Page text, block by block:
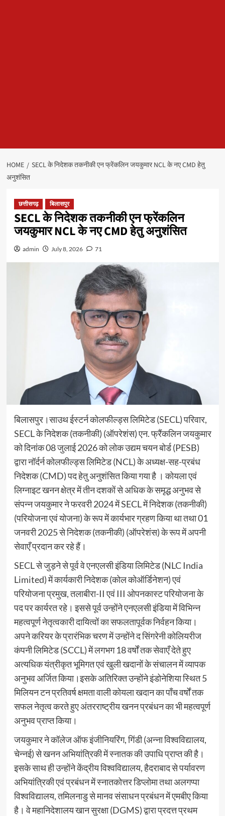
HOME
SECL के निदेशक तकनीकी एन फ्रेंकलिन जयकुमार NCL के नए CMD हेतु
अनुशंसित
छत्तीसगढ़ बिलासपुर
SECL के निदेशक तकनीकी एन फ्रेंकलिन
जयकुमार NCL के नए CMD हेतु अनुशंसित
admin July 8, 2026 71
बिलासपुर।साउथ ईस्टर्न कोलफील्ड्स लिमिटेड (SECL) परिवार,
SECL के निदेशक (तकनीकी) (ऑपरेशंस) एन. फ्रैंकलिन जयकुमार
को दिनांक 08 जुलाई 2026 को लोक उद्यम चयन बोर्ड (PESB)
द्वारा नॉर्दर्न कोलफील्ड्स लिमिटेड (NCL) के अध्यक्ष-सह-प्रबंध
निदेशक (CMD) पद हेतु अनुशंसित किया गया है । कोयला एवं
लिग्नाइट खनन क्षेत्र में तीन दशकों से अधिक के समृद्ध अनुभव से
संपन्न जयकुमार ने फरवरी 2024 में SECL में निदेशक (तकनीकी)
(परियोजना एवं योजना) के रूप में कार्यभार ग्रहण किया था तथा 01
जनवरी 2025 से निदेशक (तकनीकी) (ऑपरेशंस) के रूप में अपनी
सेवाएँ प्रदान कर रहे हैं।
SECL से जुड़ने से पूर्व वे एनएलसी इंडिया लिमिटेड (NLC India
Limited) में कार्यकारी निदेशक (कोल कोऑर्डिनेशन) एवं
परियोजना प्रमुख, तलाबीरा-II एवं III ओपनकास्ट परियोजना के
पद पर कार्यरत रहे। इससे पूर्व उन्होंने एनएलसी इंडिया में विभिन्न
महत्वपूर्ण नेतृत्वकारी दायित्वों का सफलतापूर्वक निर्वहन किया।
अपने करियर के प्रारंभिक चरण में उन्होंने द सिंगरेनी कोलियरीज
कंपनी लिमिटेड (SCCL) में लगभग 18 वर्षों तक सेवाएँ देते हुए
अत्यधिक यंत्रीकृत भूमिगत एवं खुली खदानों के संचालन में व्यापक
अनुभव अर्जित किया।इसके अतिरिक्त उन्होंने इंडोनेशिया स्थित 5
मिलियन टन प्रतिवर्ष क्षमता वाली कोयला खदान का पाँच वर्षों तक
सफल नेतृत्व करते हुए अंतरराष्ट्रीय खनन प्रबंधन का भी महत्वपूर्ण
अनुभव प्राप्त किया।
जयकुमार ने कॉलेज ऑफ इंजीनियरिंग, गिंडी (अन्ना विश्वविद्यालय,
चेन्नई) से खनन अभियांत्रिकी में स्नातक की उपाधि प्राप्त की है।
इसके साथ ही उन्होंने केंद्रीय विश्वविद्यालय, हैदराबाद से पर्यावरण
अभियांत्रिकी एवं प्रबंधन में स्नातकोत्तर डिप्लोमा तथा अलगप्पा
विश्वविद्यालय, तमिलनाडु से मानव संसाधन प्रबंधन में एमबीए किया
है। वे महानिदेशालय खान सुरक्षा (DGMS) द्वारा प्रदत्त प्रथम